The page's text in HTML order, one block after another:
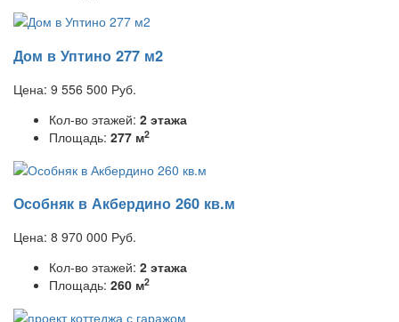
Дом в Уптино 277 м2
Цена: 9 556 500 Руб.
Кол-во этажей: 2 этажа
Площадь: 277 м2
Особняк в Акбердино 260 кв.м
Цена: 8 970 000 Руб.
Кол-во этажей: 2 этажа
Площадь: 260 м2